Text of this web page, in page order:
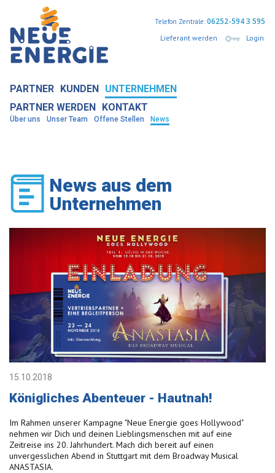
Lieferant werden Login
Telefon Zentrale:06252-594 3 595
PARTNER KUNDEN UNTERNEHMEN
Über uns Unser Team Offene Stellen News
PARTNER WERDEN KONTAKT
News aus dem
Unternehmen
15.10.2018
Königliches Abenteuer - Hautnah!
Im Rahmen unserer Kampagne "Neue Energie goes Hollywood"
nehmen wir Dich und deinen Lieblingsmenschen mit auf eine
Zeitreise ins 20. Jahrhundert. Mach dich bereit auf einen
unvergesslichen Abend in Stuttgart mit dem Broadway Musical
ANASTASIA.